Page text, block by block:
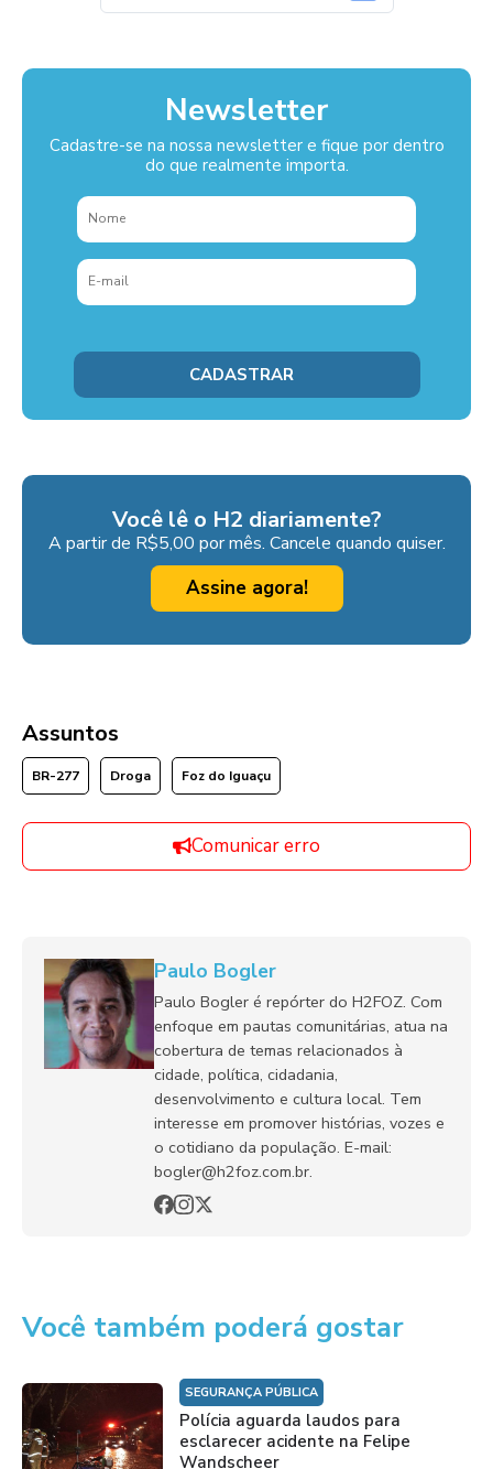
Newsletter
Cadastre-se na nossa newsletter e fique por dentro
do que realmente importa.
Você lê o H2 diariamente?
A partir de R$5,00 por mês. Cancele quando quiser.
Assine agora!
Assuntos
BR-277 Droga Foz do Iguaçu
Comunicar erro
Paulo Bogler
Paulo Bogler é repórter do H2FOZ. Com
enfoque em pautas comunitárias, atua na
cobertura de temas relacionados à
cidade, política, cidadania,
desenvolvimento e cultura local. Tem
interesse em promover histórias, vozes e
o cotidiano da população. E-mail:
bogler@h2foz.com.br.
Você também poderá gostar
SEGURANÇA PÚBLICA
Polícia aguarda laudos para
esclarecer acidente na Felipe
Wandscheer